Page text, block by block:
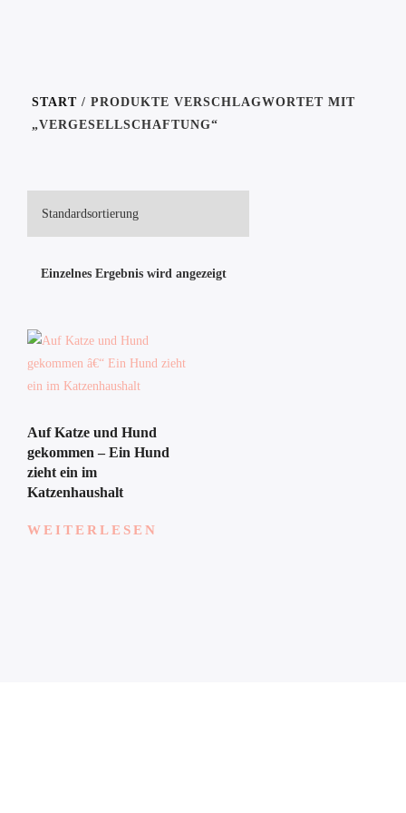
START / PRODUKTE VERSCHLAGWORTET MIT
„VERGESELLSCHAFTUNG“
Einzelnes Ergebnis wird angezeigt
Auf Katze und Hund
gekommen – Ein Hund
zieht ein im
Katzenhaushalt
WEITERLESEN